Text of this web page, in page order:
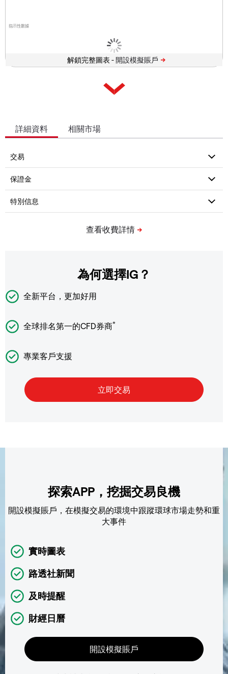
指示性數據
解鎖完整圖表 -
詳細資料 相關市場
為何選擇IG？
全新平台，更加好用
全球排名第一的CFD券商*
專業客戶支援
探索APP，挖掘交易良機
開設模擬賬戶，在模擬交易的環境中跟蹤環球市場走勢和重
大事件
實時圖表
路透社新聞
及時提醒
財經日曆